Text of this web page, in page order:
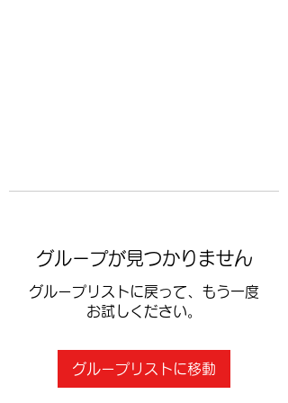
グループが見つかりません
グループリストに戻って、もう一度
お試しください。
グループリストに移動